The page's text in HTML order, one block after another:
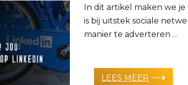
In dit artikel maken we je
is bij uitstek sociale
manier te adverteren …
LEES MEER